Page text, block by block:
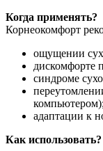
Когда применять?
Корнеокомфорт
ощущении
дискомфорте
синдроме
компьютером);
адаптации к
Как использовать?